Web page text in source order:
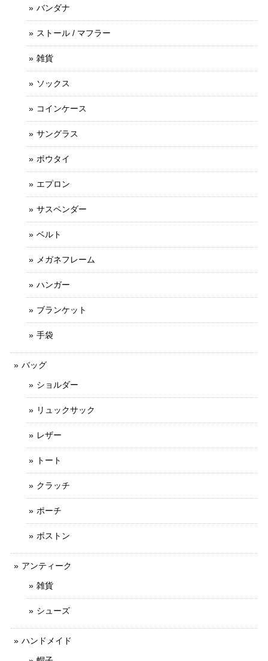
バンダナ
ストール / マフラー
雑貨
ソックス
コインケース
サングラス
ボウタイ
エプロン
サスペンダー
ベルト
メガネフレーム
ハンガー
ブランケット
手袋
バッグ
ショルダー
リュックサック
レザー
トート
クラッチ
ポーチ
ボストン
アンティーク
雑貨
シューズ
ハンドメイド